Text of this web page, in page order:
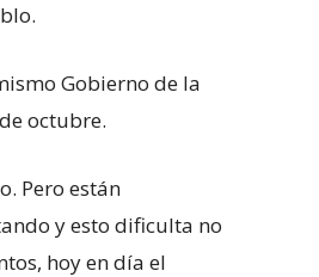
Gobierno de la
octubre.
Pero están
y esto dificulta no
hoy en día el